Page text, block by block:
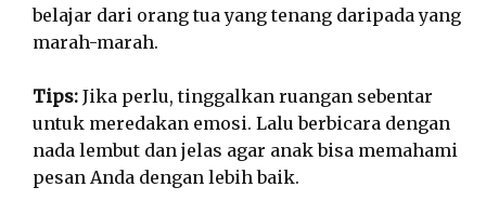
belajar dari orang tua yang tenang daripada yang
marah-marah.
Tips: Jika perlu, tinggalkan ruangan sebentar
untuk meredakan emosi. Lalu berbicara dengan
nada lembut dan jelas agar anak bisa memahami
pesan Anda dengan lebih baik.